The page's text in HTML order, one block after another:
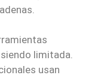
limitada.
usan